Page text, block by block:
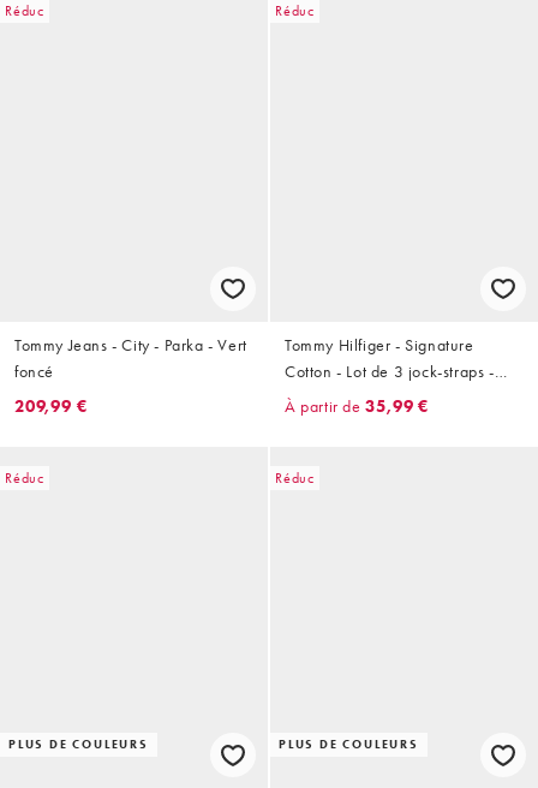
Réduc
Tommy Jeans - City - Parka - Vert
foncé
209,99 €
Réduc
Tommy Hilfiger - Signature
Cotton - Lot de 3 jock-straps -
Noir
À partir de 35,99 €
Réduc
PLUS DE COULEURS
Réduc
PLUS DE COULEURS